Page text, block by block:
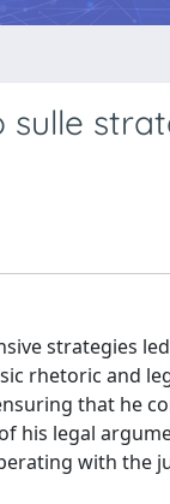
strategies
rhetoric and
that he
his legal
with the